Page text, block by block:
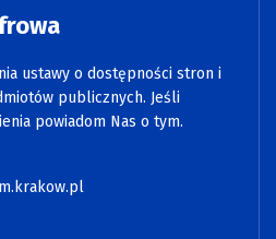
ustawy o dostępności stron i
publicznych. Jeśli
powiadom Nas o tym.